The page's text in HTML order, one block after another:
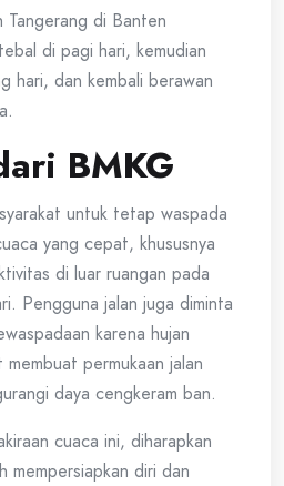
Tangerang di Banten
di pagi hari, kemudian
hari, dan kembali berawan
BMKG
untuk tetap waspada
yang cepat, khususnya
di luar ruangan pada
Pengguna jalan juga diminta
karena hujan
permukaan jalan
daya cengkeram ban.
cuaca ini, diharapkan
mempersiapkan diri dan